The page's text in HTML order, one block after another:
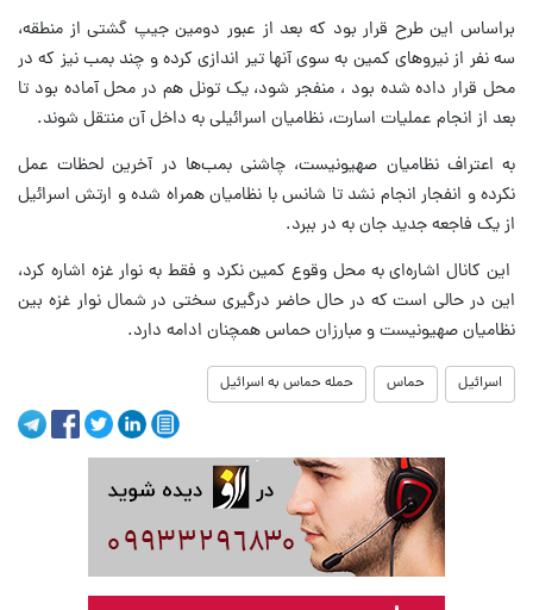
براساس این طرح قرار بود که بعد از عبور دومین جیپ گشتی از منطقه،
سه نفر از نیروهای کمین به سوی آنها تیر اندازی کرده و چند بمب نیز که در
محل قرار داده شده بود ، منفجر شود، یک تونل هم در محل آماده بود تا
بعد از انجام عملیات اسارت، نظامیان اسرائیلی به داخل آن منتقل شوند.
به اعتراف نظامیان صهیونیست، چاشنی بمب‌ها در آخرین لحظات عمل
نکرده و انفجار انجام نشد تا شانس با نظامیان همراه شده و ارتش اسرائیل
از یک فاجعه جدید جان به در ببرد.
این کانال اشاره‌ای به محل وقوع کمین نکرد و فقط به نوار غزه اشاره کرد،
این در حالی است که در حال حاضر درگیری سختی در شمال نوار غزه بین
نظامیان صهیونیست و مبارزان حماس همچنان ادامه دارد.
اسرائيل حماس حمله حماس به اسرائیل